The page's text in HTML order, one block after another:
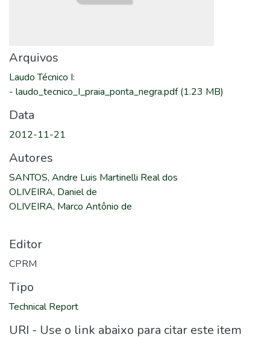
Arquivos
Laudo Técnico I:
- laudo_tecnico_I_praia_ponta_negra.pdf(1.23 MB)
Data
2012-11-21
Autores
SANTOS, Andre Luis Martinelli Real dos
OLIVEIRA, Daniel de
OLIVEIRA, Marco Antônio de
Editor
CPRM
Tipo
Technical Report
URI - Use o link abaixo para citar este item